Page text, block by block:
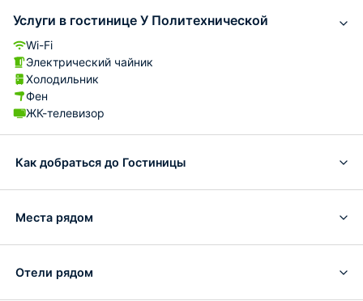
Услуги в гостинице У Политехнической
Wi-Fi
Электрический чайник
Холодильник
Фен
ЖК-телевизор
Как добраться до Гостиницы
Места рядом
Отели рядом